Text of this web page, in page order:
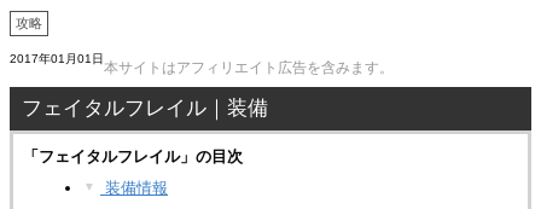
攻略
2017年01月01日
本サイトはアフィリエイト広告を含みます。
フェイタルフレイル｜装備
「フェイタルフレイル」の目次
▼ 装備情報